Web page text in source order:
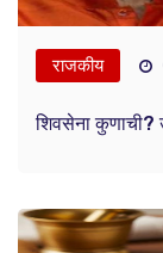
राजकीय
शिवसेना कुणाची?